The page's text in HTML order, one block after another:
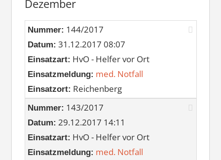
Dezember
Nummer: 144/2017
Datum: 31.12.2017 08:07
Einsatzart: HvO - Helfer vor Ort
Einsatzmeldung: med. Notfall
Einsatzort: Reichenberg
Nummer: 143/2017
Datum: 29.12.2017 14:11
Einsatzart: HvO - Helfer vor Ort
Einsatzmeldung: med. Notfall